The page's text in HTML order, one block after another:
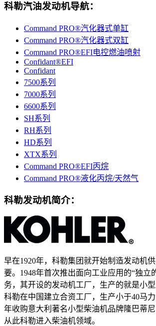
科勒汽油发动机导航：
Command PRO®汽化器式单缸
Command PRO®汽化器式双缸
Command PRO®EFI电控燃油喷射
Confidant®EFI
Confidant
7500系列
7000系列
6600系列
SH系列
RH系列
HD系列
XTX系列
Command PRO®EFI丙烷
Command PRO®液化丙烷/天然气
科勒发动机简介：
早在1920年，科勒集团就开始制造发动机
要。1948年首次推出面向工业应用的“独立
务，其开设的发动机工厂，生产的就是小型
科勒在中国建立合资工厂，生产小于40马
年收购意大利著名小型柴油机品牌隆巴蒂尼
从此科勒进入柴油机领域。